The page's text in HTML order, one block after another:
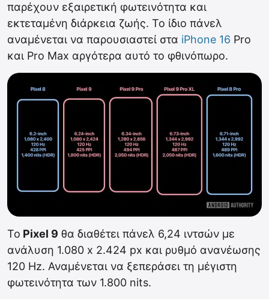
παρέχουν εξαιρετική φωτεινότητα και
εκτεταμένη διάρκεια ζωής. Το ίδιο πάνελ
αναμένεται να παρουσιαστεί στα iPhone 16 Pro
και Pro Max αργότερα αυτό το φθινόπωρο.
Το Pixel 9 θα διαθέτει πάνελ 6,24 ιντσών με
ανάλυση 1.080 x 2.424 px και ρυθμό ανανέωσης
120 Hz. Αναμένεται να ξεπεράσει τη μέγιστη
φωτεινότητα των 1.800 nits.